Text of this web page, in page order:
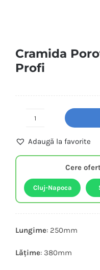
Cramida
Profi
Cramida
quantity
Adaugă la favorite
Cere
Cluj-Napoca
Lungime: 250mm
Lățime: 380mm